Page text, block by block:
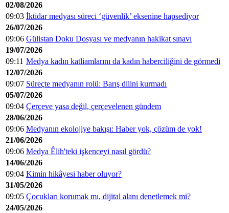
02/08/2026
09:03 İktidar medyası süreci ‘güvenlik’ eksenine hapsediyor
26/07/2026
09:06 Gülistan Doku Dosyası ve medyanın hakikat sınavı
19/07/2026
09:11 Medya kadın katliamlarını da kadın haberciliğini de görmedi
12/07/2026
09:07 Süreçte medyanın rolü: Barış dilini kurmadı
05/07/2026
09:04 Çerçeve yasa değil, çerçevelenen gündem
28/06/2026
09:06 Medyanın ekolojiye bakışı: Haber yok, çözüm de yok!
21/06/2026
09:06 Medya Êlih'teki işkenceyi nasıl gördü?
14/06/2026
09:04 Kimin hikâyesi haber oluyor?
31/05/2026
09:05 Çocukları korumak mı, dijital alanı denetlemek mi?
24/05/2026